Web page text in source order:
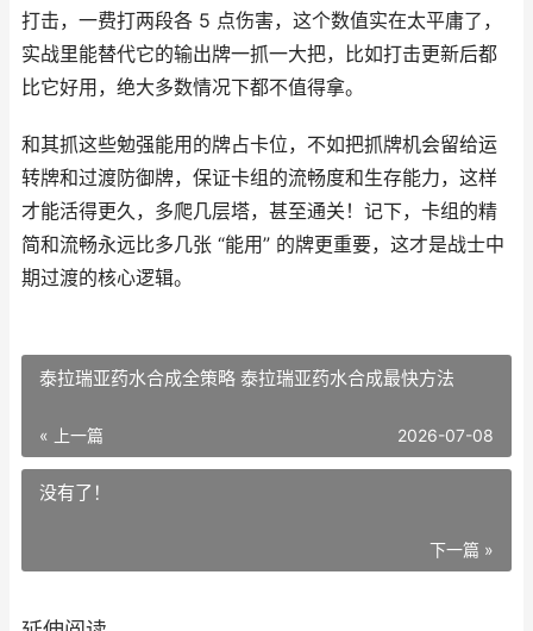
打击，一费打两段各 5 点伤害，这个数值实在太平庸了，
实战里能替代它的输出牌一抓一大把，比如打击更新后都
比它好用，绝大多数情况下都不值得拿。
和其抓这些勉强能用的牌占卡位，不如把抓牌机会留给运
转牌和过渡防御牌，保证卡组的流畅度和生存能力，这样
才能活得更久，多爬几层塔，甚至通关！记下，卡组的精
简和流畅永远比多几张 “能用” 的牌更重要，这才是战士中
期过渡的核心逻辑。
泰拉瑞亚药水合成全策略 泰拉瑞亚药水合成最快方法
« 上一篇 2026-07-08
没有了！
下一篇 »